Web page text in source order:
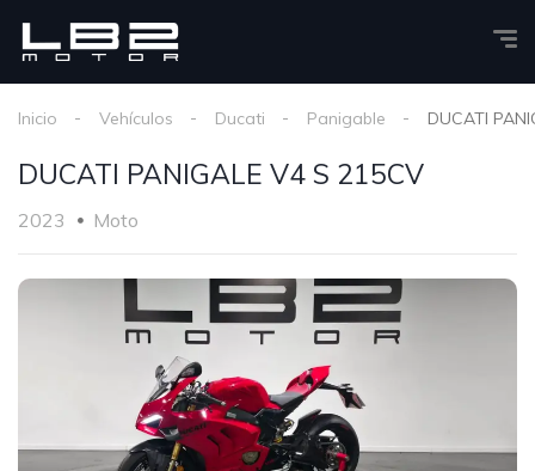
Inicio Vehículos Ducati Panigable DUCATI
DUCATI PANIGALE V4 S 215CV
2023 Moto